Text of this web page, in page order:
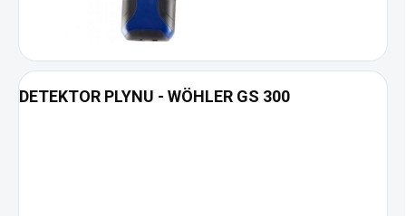
DETEKTOR PLYNU - WÖHLER GS 300